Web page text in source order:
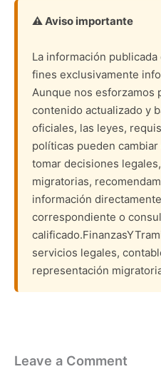
⚠️ Aviso importante
La información
fines exclusivamente
Aunque nos esforzamos
contenido actualizado y
oficiales, las leyes,
políticas pueden
tomar decisiones
migratorias,
información
correspondiente o
servicios legales,
representación
Leave a Comment